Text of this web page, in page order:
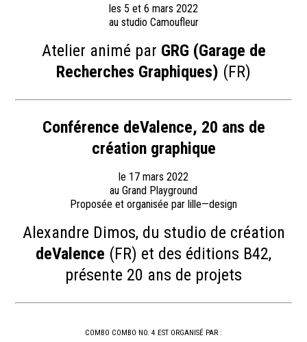
les 5 et 6 mars 2022
au studio Camoufleur
Atelier animé par GRG (Garage de
Recherches Graphiques) (FR)
Conférence deValence, 20 ans de
création graphique
le 17 mars 2022
au Grand Playground
Proposée et organisée par lille—design
Alexandre Dimos, du studio de création
deValence (FR) et des éditions B42,
présente 20 ans de projets
COMBO COMBO NO. 4 EST ORGANISÉ PAR :